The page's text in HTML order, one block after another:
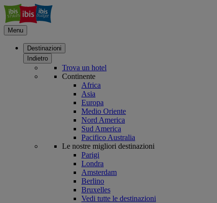
Menu
Destinazioni
Indietro
Trova un hotel
Continente
Africa
Asia
Europa
Medio Oriente
Nord America
Sud America
Pacifico Australia
Le nostre migliori destinazioni
Parigi
Londra
Amsterdam
Berlino
Bruxelles
Vedi tutte le destinazioni